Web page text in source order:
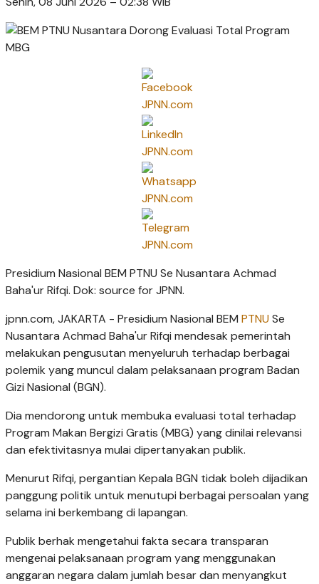
Presidium Nasional BEM PTNU Se Nusantara Achmad
Baha'ur Rifqi. Dok: source for JPNN.
jpnn.com, JAKARTA - Presidium Nasional BEM PTNUSe
Nusantara Achmad Baha'ur Rifqi mendesak pemerintah
melakukan pengusutan menyeluruh terhadap berbagai
polemik yang muncul dalam pelaksanaan program Badan
Gizi Nasional (BGN).
Dia mendorong untuk membuka evaluasi total terhadap
Program Makan Bergizi Gratis (MBG) yang dinilai relevansi
dan efektivitasnya mulai dipertanyakan publik.
Menurut Rifqi, pergantian Kepala BGN tidak boleh dijadikan
panggung politik untuk menutupi berbagai persoalan yang
selama ini berkembang di lapangan.
Publik berhak mengetahui fakta secara transparan
mengenai pelaksanaan program yang menggunakan
anggaran negara dalam jumlah besar dan menyangkut